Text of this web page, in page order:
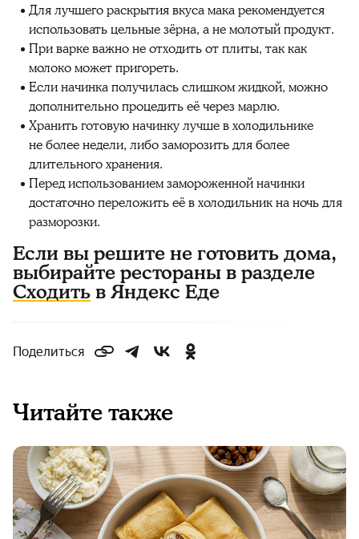
Для лучшего раскрытия вкуса мака рекомендуется
использовать цельные зёрна, а не молотый продукт.
При варке важно не отходить от плиты, так как
молоко может пригореть.
Если начинка получилась слишком жидкой, можно
дополнительно процедить её через марлю.
Хранить готовую начинку лучше в холодильнике
не более недели, либо заморозить для более
длительного хранения.
Перед использованием замороженной начинки
достаточно переложить её в холодильник на ночь для
разморозки.
Если вы решите не готовить дома,
выбирайте рестораны в разделе
Сходитьв Яндекс Еде
Поделиться
Читайте также